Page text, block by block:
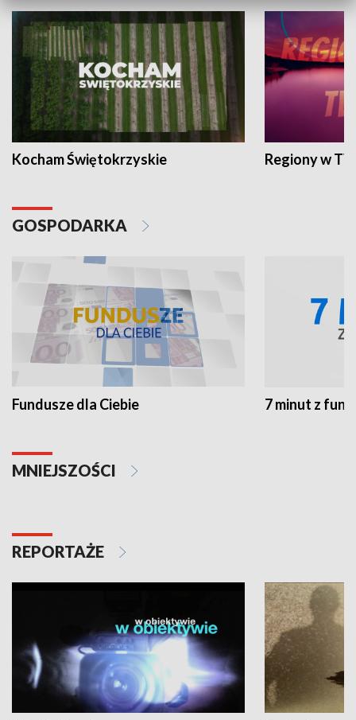
Kocham Świętokrzyskie Regiony w
GOSPODARKA
Fundusze dla Ciebie 7 minut z
MNIEJSZOŚCI
REPORTAŻE